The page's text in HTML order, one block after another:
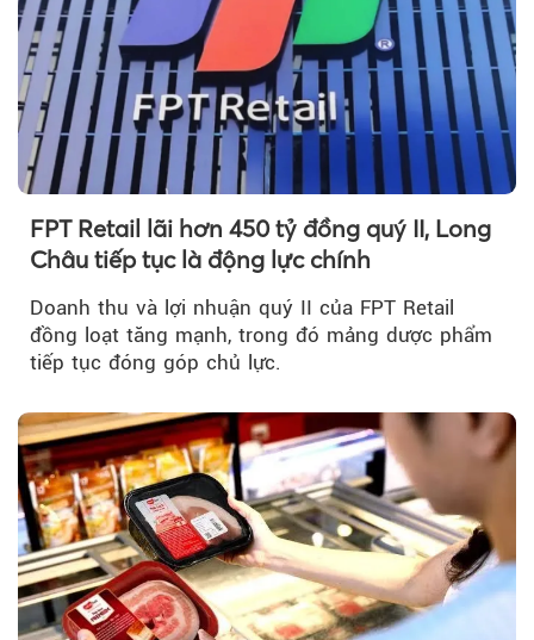
FPT Retail lãi hơn 450 tỷ đồng quý II, Long
Châu tiếp tục là động lực chính
Doanh thu và lợi nhuận quý II của FPT Retail
đồng loạt tăng mạnh, trong đó mảng dược phẩm
tiếp tục đóng góp chủ lực.